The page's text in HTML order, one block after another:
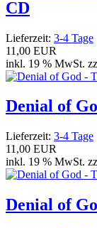
CD
Lieferzeit: 3-4 Tage
11,00 EUR
inkl. 19 % MwSt.
Denial of
Lieferzeit: 3-4 Tage
11,00 EUR
inkl. 19 % MwSt.
Denial of